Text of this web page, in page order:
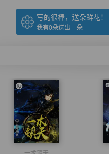
写的很棒，送朵鲜花！
我有0朵送出一朵